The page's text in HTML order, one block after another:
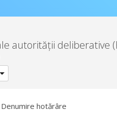
autorității deliberative
Denumire hotărâre